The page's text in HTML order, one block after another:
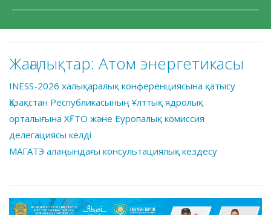
Жаңалықтар: Атом энергетикасы
INESS-2026 халықаралық конференциясына қатысу
Қазақстан Республикасының Ұлттық ядролық
орталығына ХҒТО және Еуропалық комиссия
делегациясы келді
МАГАТЭ алаңындағы консультациялық кездесу